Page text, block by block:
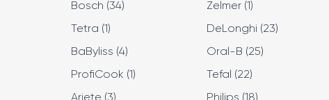
Bosch (34)
Zelmer (1)
Tetra (1)
DeLonghi (23)
BaByliss (4)
Oral-B (25)
ProfiCook (1)
Tefal (22)
Ariete (3)
Philips (18)